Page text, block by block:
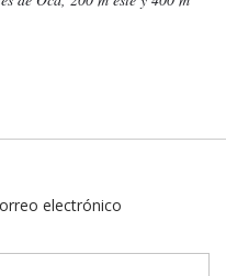
electrónico